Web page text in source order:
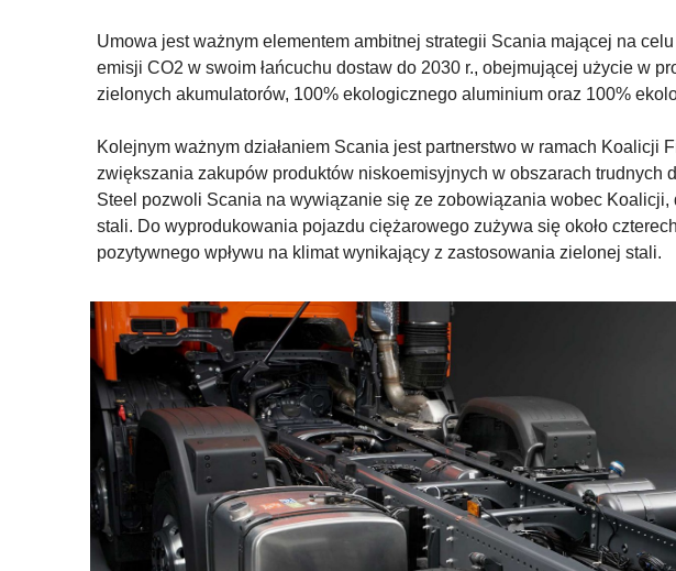
Umowa jest ważnym elementem ambitnej strategii Scania mającej na
emisji CO2 w swoim łańcuchu dostaw do 2030 r., obejmującej użycie w
zielonych akumulatorów, 100% ekologicznego aluminium oraz 100%
Kolejnym ważnym działaniem Scania jest partnerstwo w ramach Koalicji
zwiększania zakupów produktów niskoemisyjnych w obszarach trudnych
Steel pozwoli Scania na wywiązanie się ze zobowiązania wobec
stali. Do wyprodukowania pojazdu ciężarowego zużywa się około
pozytywnego wpływu na klimat wynikający z zastosowania zielonej stali.